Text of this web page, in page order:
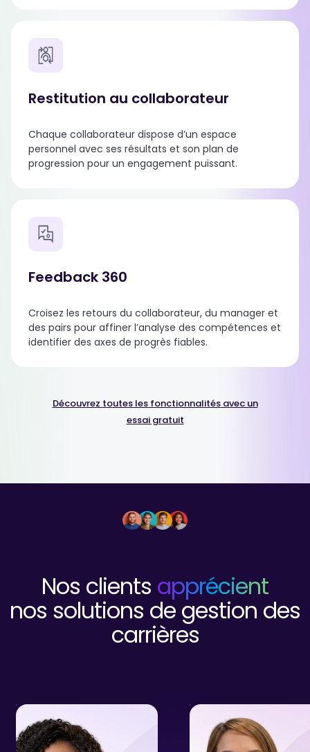
Restitution au collaborateur
Chaque collaborateur dispose d’un espace
personnel avec ses résultats et son plan de
progression pour un engagement puissant.
Feedback 360
Croisez les retours du collaborateur, du manager et
des pairs pour affiner l’analyse des compétences et
identifier des axes de progrès fiables.
Découvrez toutes les fonctionnalités avec un
essai gratuit
Nos clients apprécient
nos solutions de gestion des
carrières